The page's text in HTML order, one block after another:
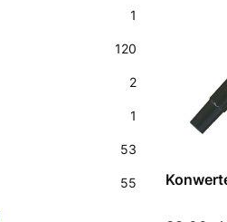
1
120
2
1
53
55